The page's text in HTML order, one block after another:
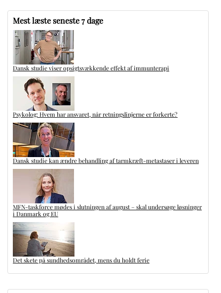
Mest læste seneste 7 dage
Dansk studie viser opsigtsvækkende effekt af immunterapi
Psykolog: Hvem har ansvaret, når retningslinjerne er forkerte?
Dansk studie kan ændre behandling af tarmkræft-metastaser i leveren
MFN-taskforce mødes i slutningen af august – skal undersøge løsninger
i Danmark og EU
Det skete på sundhedsområdet, mens du holdt ferie